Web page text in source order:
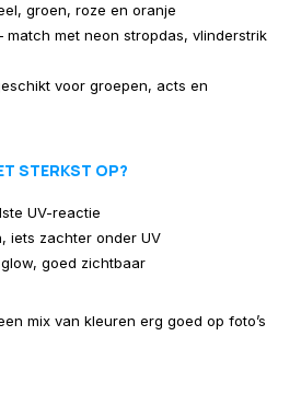
groen, roze en oranje
match met neon stropdas, vlinderstrik
voor groepen, acts en
STERKST OP?
UV-reactie
iets zachter onder UV
goed zichtbaar
mix van kleuren erg goed op foto’s